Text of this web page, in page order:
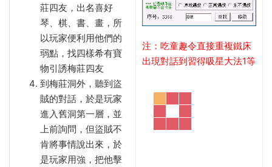
莊四友，出名喜好
琴、棋、書、畫，所
以玩家便利用他們的
弱點，找四樣希有寶
物引誘梅莊四友
到梅莊洞外，聽到盜
賊的對話，於是玩家
進入舊洞第一層，並
上前詢問，但盜賊不
肯將事情說出來，於
是玩家用強，把他擊
注：吃童趣令直接重複鐵床
出現對話到習得吸星大法1等